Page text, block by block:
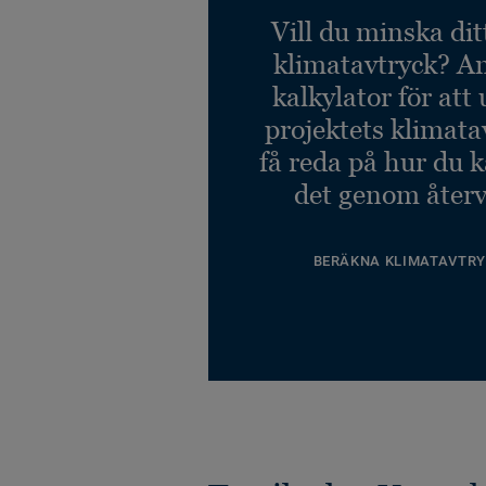
B8 50x50
Ref. 712336009
Vill du minska
klimatavtryck?
kalkylator för att
projektets
få reda på hur du
det genom
BERÄKNA